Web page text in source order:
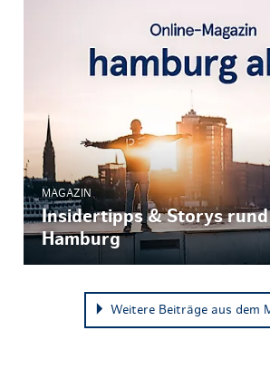
MAGAZIN
Insidertipps & Storys rund
Hamburg
Weitere Beiträge aus dem